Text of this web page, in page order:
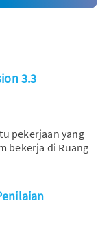
3.3
pekerjaan yang
bekerja di Ruang